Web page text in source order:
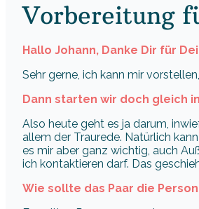
Vorbereitung
Hallo Johann, Danke Dir für
Sehr gerne, ich kann mir
Dann starten wir doch gleich
Also heute geht es ja darum,
allem der Traurede. Natürlich
es mir aber ganz wichtig, auch
ich kontaktieren darf. Das
Wie sollte das Paar die